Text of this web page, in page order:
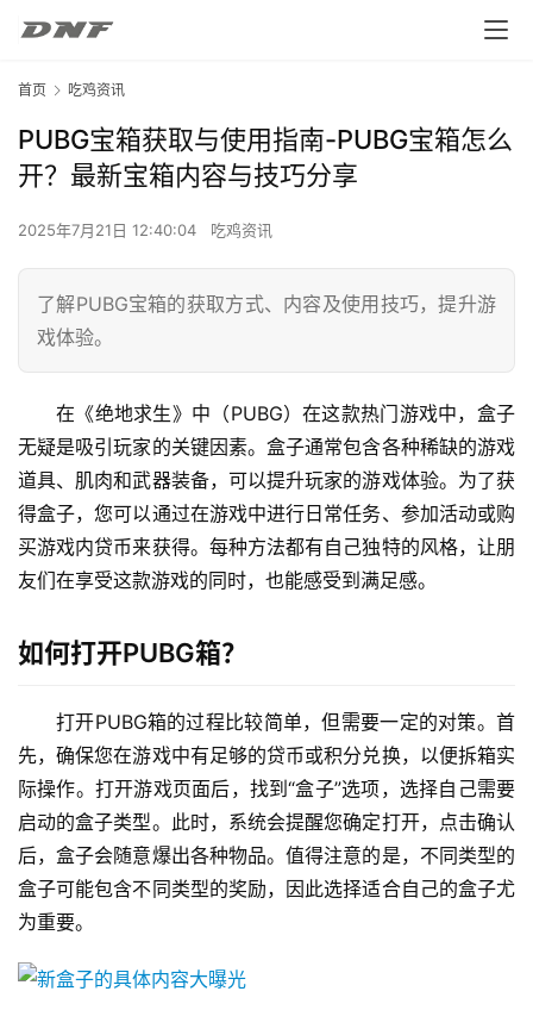
首页 吃鸡资讯
PUBG宝箱获取与使用指南-PUBG宝箱怎么
开？最新宝箱内容与技巧分享
2025年7月21日 12:40:04 吃鸡资讯
了解PUBG宝箱的获取方式、内容及使用技巧，提升游
戏体验。
在《绝地求生》中（PUBG）在这款热门游戏中，盒子
无疑是吸引玩家的关键因素。盒子通常包含各种稀缺的游戏
道具、肌肉和武器装备，可以提升玩家的游戏体验。为了获
得盒子，您可以通过在游戏中进行日常任务、参加活动或购
买游戏内贷币来获得。每种方法都有自己独特的风格，让朋
友们在享受这款游戏的同时，也能感受到满足感。
如何打开PUBG箱？
打开PUBG箱的过程比较简单，但需要一定的对策。首
先，确保您在游戏中有足够的贷币或积分兑换，以便拆箱实
际操作。打开游戏页面后，找到“盒子”选项，选择自己需要
启动的盒子类型。此时，系统会提醒您确定打开，点击确认
后，盒子会随意爆出各种物品。值得注意的是，不同类型的
盒子可能包含不同类型的奖励，因此选择适合自己的盒子尤
为重要。